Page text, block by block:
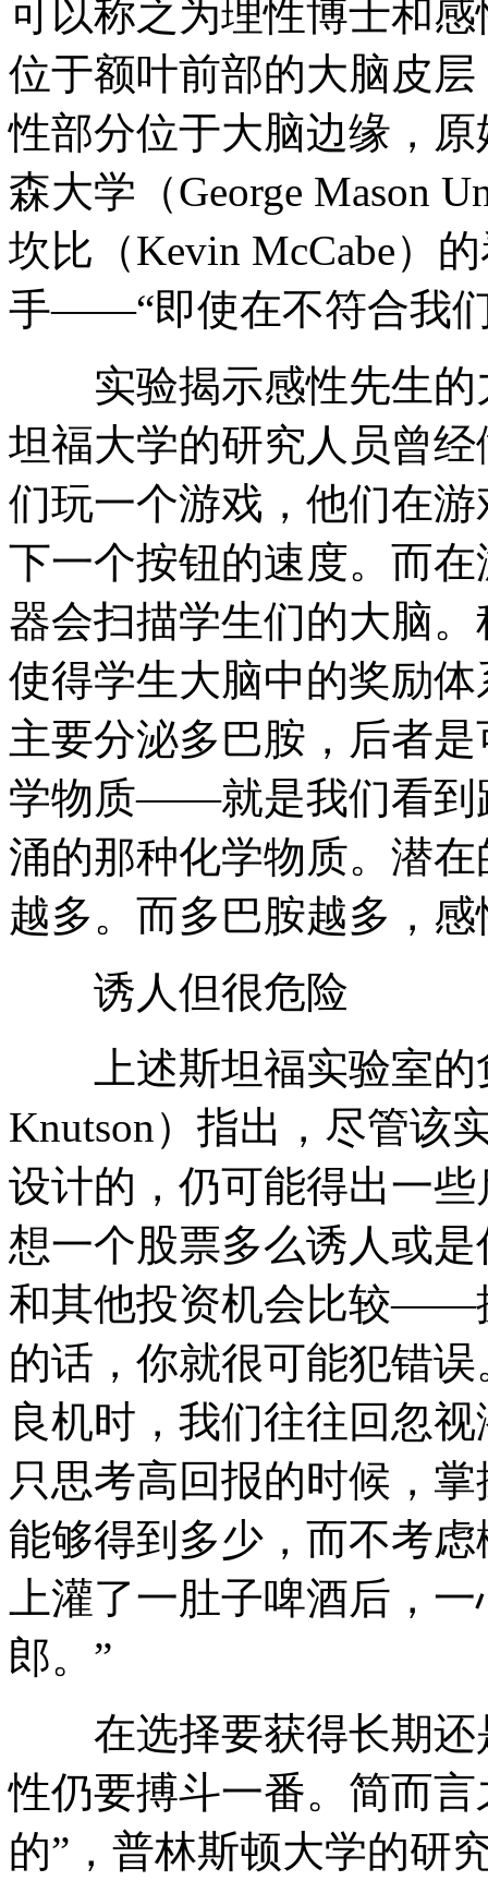
可以称之为理性博士和
位于额叶前部的大脑皮
性部分位于大脑边缘，
森大学（George Mason
坎比（Kevin McCabe）
手——“即使在不符合我
实验揭示感性先生的
坦福大学的研究人员曾
们玩一个游戏，他们在
下一个按钮的速度。而
器会扫描学生们的大脑
使得学生大脑中的奖励
主要分泌多巴胺，后者
学物质——就是我们看到
涌的那种化学物质。潜
越多。而多巴胺越多，
诱人但很危险
上述斯坦福实验室的
Knutson）指出，尽管该
设计的，仍可能得出一
想一个股票多么诱人或
和其他投资机会比较——
的话，你就很可能犯错
良机时，我们往往回忽
只思考高回报的时候，
能够得到多少，而不考
上灌了一肚子啤酒后，
郎。”
在选择要获得长期还
性仍要搏斗一番。简而
的”，普林斯顿大学的研